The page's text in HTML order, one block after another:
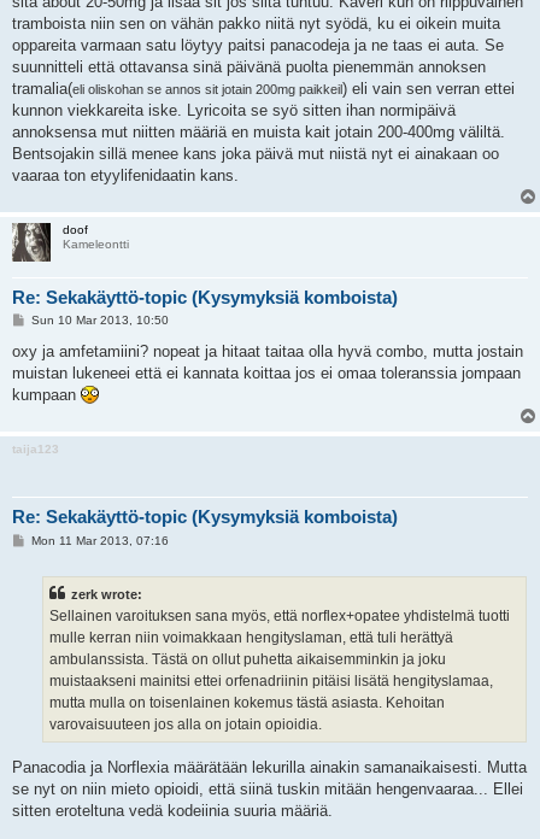
tramboista niin sen on vähän pakko niitä nyt syödä, ku ei oikein muita
oppareita varmaan satu löytyy paitsi panacodeja ja ne taas ei auta. Se
suunnitteli että ottavansa sinä päivänä puolta pienemmän annoksen
tramalia(eli oliskohan se annos sit jotain 200mg paikkeil) eli vain sen verran ettei
kunnon viekkareita iske. Lyricoita se syö sitten ihan normipäivä
annoksensa mut niitten määriä en muista kait jotain 200-400mg väliltä.
Bentsojakin sillä menee kans joka päivä mut niistä nyt ei ainakaan oo
vaaraa ton etyylifenidaatin kans.
doof
Kameleontti
Re: Sekakäyttö-topic (Kysymyksiä komboista)
P
s
t
Sun 10 Mar 2013, 10:50
oxy ja amfetamiini? nopeat ja hitaat taitaa olla hyvä combo, mutta jostain
muistan lukeneei että ei kannata koittaa jos ei omaa toleranssia jompaan
kumpaan
taija123
Re: Sekakäyttö-topic (Kysymyksiä komboista)
PMon 11 Mar 2013, 07:16
zerk wrote:
Sellainen varoituksen sana myös, että norflex+opatee yhdistelmä tuotti
mulle kerran niin voimakkaan hengityslaman, että tuli herättyä
ambulanssista. Tästä on ollut puhetta aikaisemminkin ja joku
muistaakseni mainitsi ettei orfenadriinin pitäisi lisätä hengityslamaa,
mutta mulla on toisenlainen kokemus tästä asiasta. Kehoitan
varovaisuuteen jos alla on jotain opioidia.
Panacodia ja Norflexia määrätään lekurilla ainakin samanaikaisesti. Mutta
se nyt on niin mieto opioidi, että siinä tuskin mitään hengenvaaraa... Ellei
sitten eroteltuna vedä kodeiinia suuria määriä.